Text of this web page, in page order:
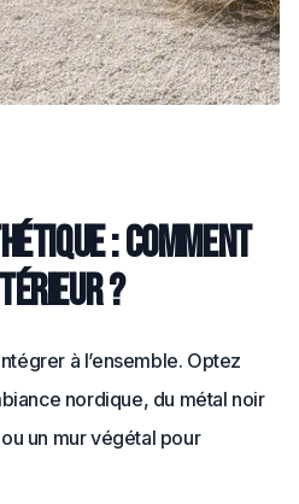
: comment
?
à l’ensemble. Optez
nordique, du métal noir
un mur végétal pour